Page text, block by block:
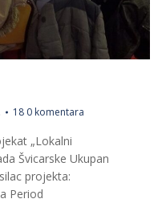
18 0 komentara
„Lokalni
Švicarske Ukupan
projekta:
Period